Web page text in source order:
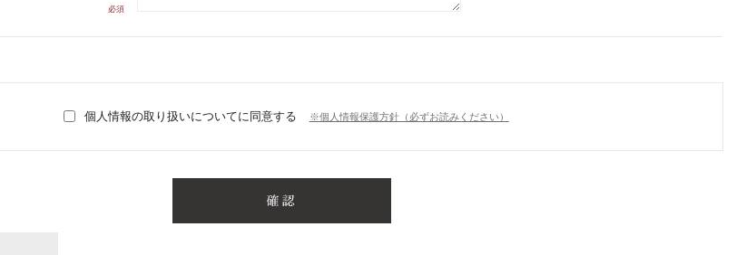
必須
個人情報の取り扱いについてに同意する ※個人情報保護方針（必ずお読みください）